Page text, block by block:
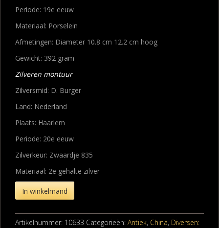
Periode: 19e eeuw
Materiaal: Porselein
Afmetingen: Diameter 10.8 cm 12.2 cm hoog
Gewicht: 392 gram
Zilveren montuur
Zilversmid: D. Burger
Land: Nederland
Plaats: Haarlem
Periode: 20e eeuw
Zilverkeur: Zwaardje 835
Materiaal: 2e gehalte zilver
In winkelmand
Artikelnummer: 10633 Categorieën: Antiek, China, Diversen: